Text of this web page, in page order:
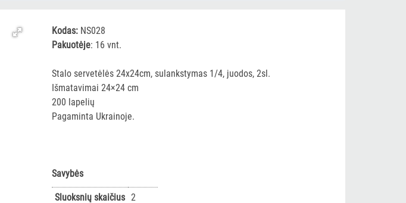
Kodas: NS028
Pakuotėje: 16 vnt.
Stalo servetėlės 24x24cm, sulankstymas 1/4, juodos, 2sl.
Išmatavimai 24×24 cm
200 lapelių
Pagaminta Ukrainoje.
Savybės
Sluoksnių skaičius 2